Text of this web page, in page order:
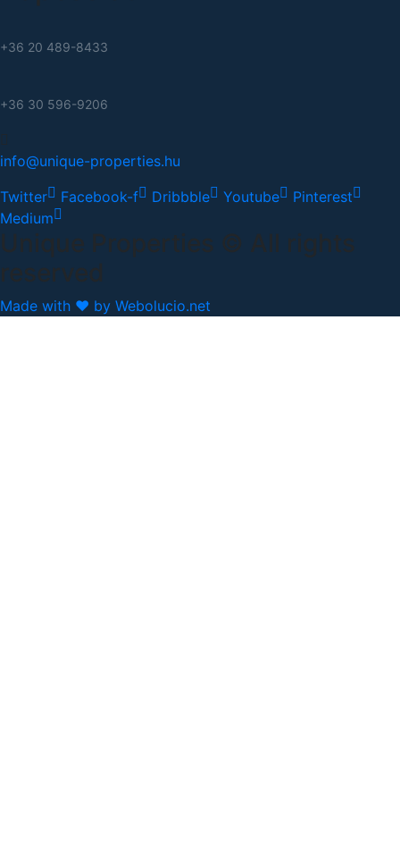
+36 20 489-8433
+36 30 596-9206
info@unique-properties.hu
Twitter
Facebook-f Dribbble Youtube
Pinterest
Medium
Made with ❤ by Webolucio.net